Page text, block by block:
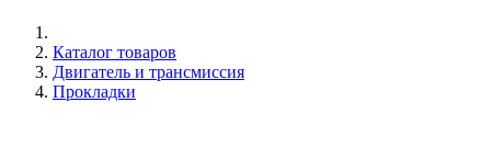
Каталог товаров
Двигатель и трансмиссия
Прокладки